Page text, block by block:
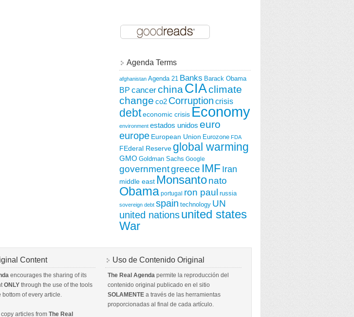
Agenda Terms
afghanistan Agenda 21 Banks Barack Obama
BP cancerchinaCIAclimate
change co2 Corruption crisis
debteconomic crisis Economy
environment estados unidos euro
europe European Union Eurozone FDA
FEderal Reserve global warming
GMO Goldman Sachs Google
governmentgreece IMF Iran
middle east Monsantonato
Obama portugal ron paul russia
sovereign debt spain technology UN
united nationsunited states
War
Content
encourages the sharing of its
ONLY through the use of the tools
bottom of every article.
copy articles from The Real
Uso de Contenido Original
The Real Agenda permite la reproducción del
contenido original publicado en el sitio
SOLAMENTE a través de las herramientas
proporcionadas al final de cada artículo.